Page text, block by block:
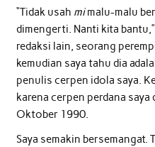
“Tidak usah mimalu-malu
dimengerti. Nanti kita
redaksi lain, seorang
kemudian saya tahu dia
penulis cerpen idola saya.
karena cerpen perdana saya
Oktober 1990.
Saya semakin bersemangat.